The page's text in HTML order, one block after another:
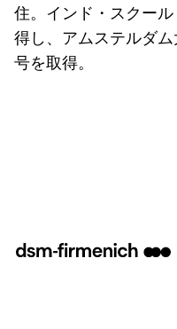
住。インド・スクー
得し、アムステルダ
号を取得。